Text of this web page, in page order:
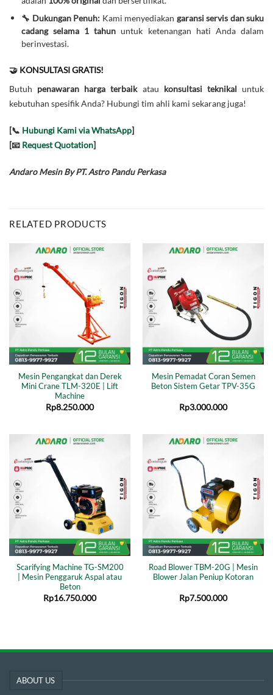
🔧 Dukungan Penuh: Kami menyediakan garansi servis dan suku
cadang selama 1 tahun untuk ketenangan hati Anda dalam
berinvestasi.
🤝 KONSULTASI GRATIS!
Butuh penawaran harga terbaikatau konsultasi teknikal untuk
kebutuhan spesifik Anda? Hubungi tim ahli kami sekarang juga!
[📞 Hubungi Kami via WhatsApp]
[📧 Request Quotation]
Andaro Mesin By PT. Astro Pandu Perkasa
RELATED PRODUCTS
Mesin Pengangkat dan Derek
Mini Crane TLM-320E | Lift
Machine
Rp8.250.000
Mesin Pemadat Coran Semen
Beton Sistem Getar TPV-35G
Rp3.000.000
Scarifying Machine TG-SM200
| Mesin Penggaruk Aspal atau
Beton
Rp16.750.000
Road Blower TBM-20G | Mesin
Blower Jalan Peniup Kotoran
Rp7.500.000
ABOUT US